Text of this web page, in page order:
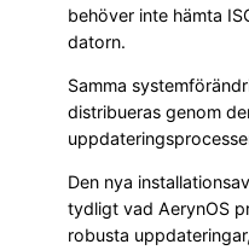
behöver inte hämta
datorn.
Samma
distribueras genom
Den nya
tydligt vad AerynOS
robusta